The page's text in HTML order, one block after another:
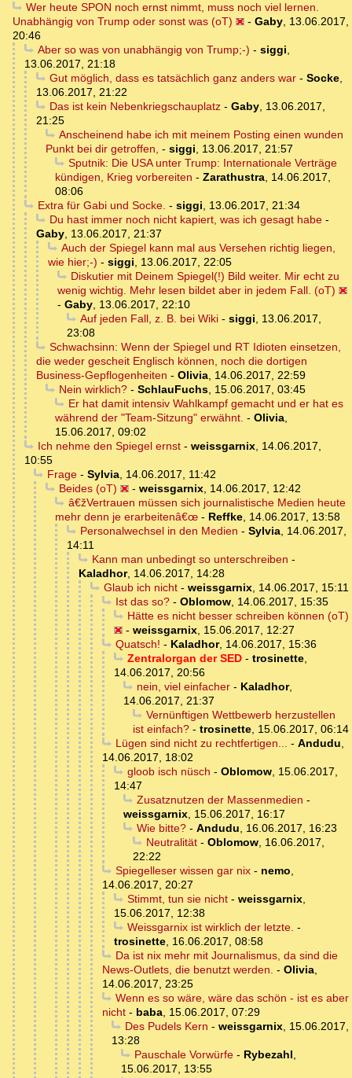
Wer heute SPON noch ernst nimmt, muss noch viel lernen.
Unabhängig von Trump oder sonst was (oT)
- Gaby, 13.06.2017,
20:46
Aber so was von unabhängig von Trump;-) - siggi,
13.06.2017, 21:18
Gut möglich, dass es tatsächlich ganz anders war- Socke,
13.06.2017, 21:22
Das ist kein Nebenkriegschauplatz- Gaby, 13.06.2017,
21:25
Anscheinend habe ich mit meinem Posting einen wunden
Punkt bei dir getroffen, - siggi, 13.06.2017, 21:57
Sputnik: Die USA unter Trump: Internationale Verträge
kündigen, Krieg vorbereiten - Zarathustra, 14.06.2017,
08:06
Extra für Gabi und Socke. - siggi, 13.06.2017, 21:34
Du hast immer noch nicht kapiert, was ich gesagt habe-
Gaby, 13.06.2017, 21:37
Auch der Spiegel kann mal aus Versehen richtig liegen,
wie hier;-) - siggi, 13.06.2017, 22:05
Diskutier mit Deinem Spiegel(!) Bild weiter. Mir echt zu
wenig wichtig. Mehr lesen bildet aber in jedem Fall. (oT)
- Gaby, 13.06.2017, 22:10
Auf jeden Fall, z. B. bei Wiki- siggi, 13.06.2017,
23:08
Schwachsinn: Wenn der Spiegel und RT Idioten einsetzen,
die weder gescheit Englisch können, noch die dortigen
Business-Gepflogenheiten - Olivia, 14.06.2017, 22:59
Nein wirklich?- SchlauFuchs, 15.06.2017, 03:45
Er hat damit intensiv Wahlkampf gemacht und er hat es
während der "Team-Sitzung" erwähnt. - Olivia,
15.06.2017, 09:02
Ich nehme den Spiegel ernst- weissgarnix, 14.06.2017,
10:55
Frage- Sylvia, 14.06.2017, 11:42
Beides (oT)
- weissgarnix, 14.06.2017, 12:42
â€žVertrauen müssen sich journalistische Medien heute
mehr denn je erarbeitenâ€œ - Reffke, 14.06.2017, 13:58
Personalwechsel in den Medien - Sylvia, 14.06.2017,
14:11
Kann man unbedingt so unterschreiben -
Kaladhor, 14.06.2017, 14:28
Glaub ich nicht- weissgarnix, 14.06.2017, 15:11
Ist das so?- Oblomow, 14.06.2017, 15:35
Hätte es nicht besser schreiben können (oT)
- weissgarnix, 15.06.2017, 12:27
Quatsch! - Kaladhor, 14.06.2017, 15:36
Zentralorgan der SED- trosinette,
14.06.2017, 20:56
nein, viel einfacher- Kaladhor,
14.06.2017, 21:37
Vernünftigen Wettbewerb herzustellen
ist einfach? - trosinette, 15.06.2017, 06:14
Lügen sind nicht zu rechtfertigen... - Andudu,
14.06.2017, 18:02
gloob isch nüsch - Oblomow, 15.06.2017,
14:47
Zusatznutzen der Massenmedien -
weissgarnix, 15.06.2017, 16:17
Wie bitte?- Andudu, 16.06.2017, 16:23
Neutralität- Oblomow, 16.06.2017,
22:22
Spiegelleser wissen gar nix- nemo,
14.06.2017, 20:27
Stimmt, tun sie nicht- weissgarnix,
15.06.2017, 12:38
Weissgarnix ist wirklich der letzte. -
trosinette, 16.06.2017, 08:58
Da ist nix mehr mit Journalismus, da sind die
News-Outlets, die benutzt werden. - Olivia,
14.06.2017, 23:25
Wenn es so wäre, wäre das schön - ist es aber
nicht - baba, 15.06.2017, 07:29
Des Pudels Kern - weissgarnix, 15.06.2017,
13:28
Pauschale Vorwürfe- Rybezahl,
15.06.2017, 13:55